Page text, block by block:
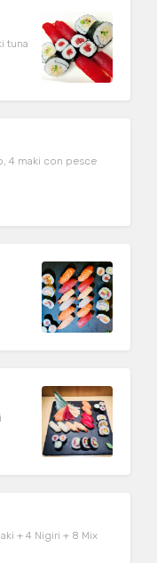
tuna
4 maki con pesce
+ 4 Nigiri + 8 Mix